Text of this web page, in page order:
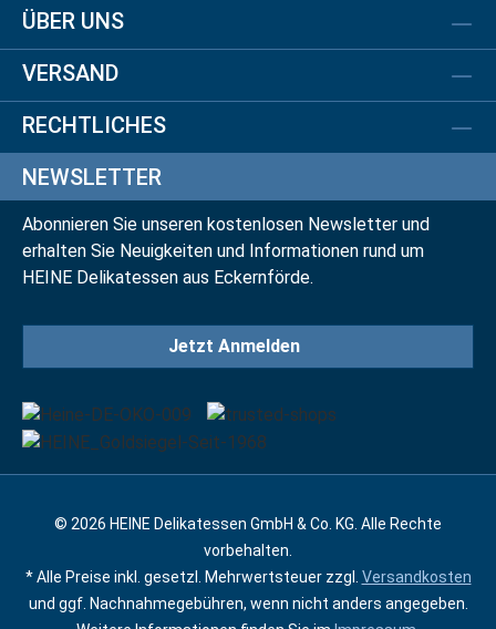
ÜBER UNS
VERSAND
RECHTLICHES
NEWSLETTER
Abonnieren Sie unseren kostenlosen Newsletter und
erhalten Sie Neuigkeiten und Informationen rund um
HEINE Delikatessen aus Eckernförde.
Jetzt Anmelden
© 2026 HEINE Delikatessen GmbH & Co. KG. Alle Rechte
vorbehalten.
* Alle Preise inkl. gesetzl. Mehrwertsteuer zzgl. Versandkosten
und ggf. Nachnahmegebühren, wenn nicht anders angegeben.